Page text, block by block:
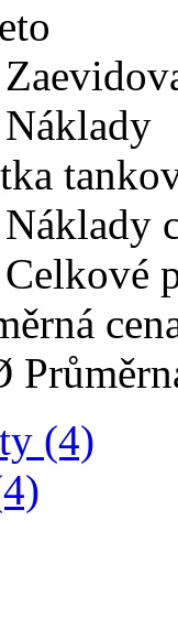
Náklady
Náklady
Celkové
(4)